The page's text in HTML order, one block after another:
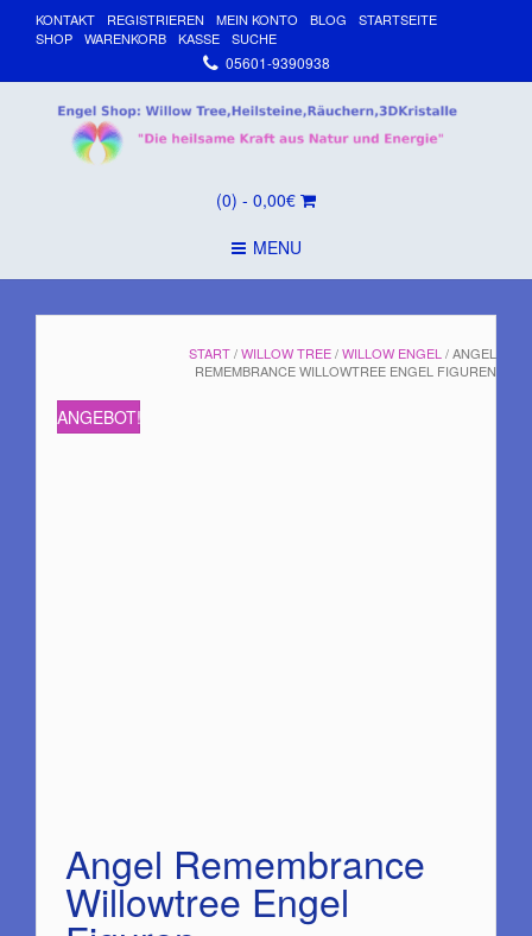
KONTAKT REGISTRIEREN MEIN KONTO BLOG
STARTSEITE
SHOP
WARENKORB KASSE SUCHE
05601-9390938
(0) - 0,00€
MENU
START/WILLOW TREE/WILLOW ENGEL / ANGEL
REMEMBRANCE WILLOWTREE ENGEL FIGUREN
ANGEBOT!
Angel Remembrance
Willowtree Engel